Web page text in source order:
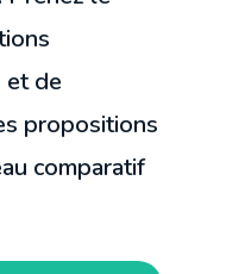
et de
propositions
comparatif